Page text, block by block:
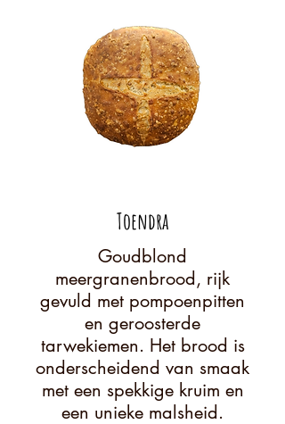
Toendra
Goudblond
meergranenbrood, rijk
gevuld met pompoenpitten
en geroosterde
tarwekiemen. Het brood is
onderscheidend van smaak
met een spekkige kruim en
een unieke malsheid.